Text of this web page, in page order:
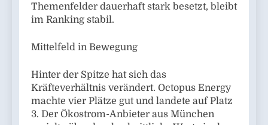
Themenfelder dauerhaft stark besetzt, bleibt
im Ranking stabil.
Mittelfeld in Bewegung
Hinter der Spitze hat sich das
Kräfteverhältnis verändert. Octopus Energy
machte vier Plätze gut und landete auf Platz
3. Der Ökostrom-Anbieter aus München